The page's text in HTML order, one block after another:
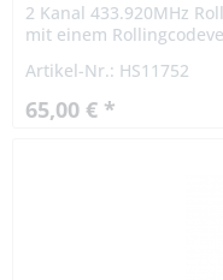
2 Kanal 433.920MHz
mit einem
nach...
Artikel-Nr.: HS11752
65,00 € *